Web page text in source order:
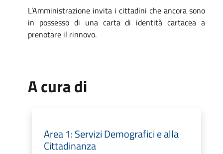
L’Amministrazione invita i cittadini che ancora sono
in possesso di una carta di identità cartacea a
prenotare il rinnovo.
A cura di
Area 1: Servizi Demografici e alla
Cittadinanza